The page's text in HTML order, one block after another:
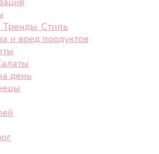
Стиль
и вред продуктов
день